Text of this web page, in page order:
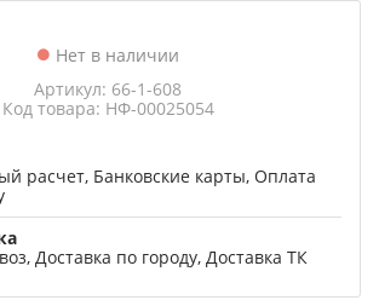
Нет в наличии
Артикул: 66-1-608
Код товара: НФ-00025054
расчет, Банковские карты, Оплата
Доставка по городу, Доставка ТК